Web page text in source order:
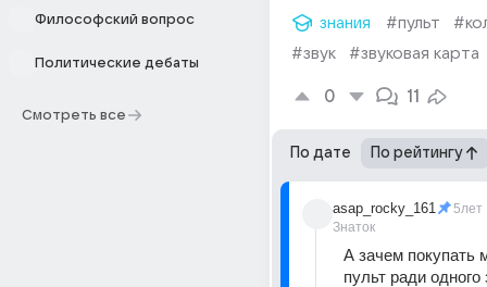
Философский вопрос
Политические дебаты
Смотреть все
знания #пульт
#звук
#звуковая карта
0 11
По дате По рейтингу
asap_rocky_161
Знаток
5лет
А зачем покупать
пульт ради одного